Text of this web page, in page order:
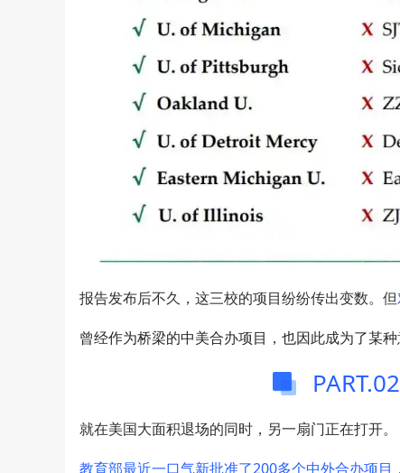
报告发布后不久，这三校的项目纷纷传出变数。但
曾经作为桥梁的中美合办项目，也因此成为了某种
就在美国大面积退场的同时，另一扇门正在打开。
教育部最近一口气新批准了200多个中外合办项目